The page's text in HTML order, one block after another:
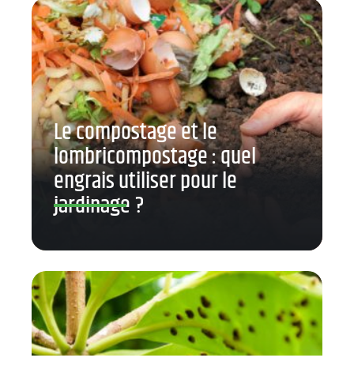
Le compostage et le
lombricompostage : quel
engrais utiliser pour le
jardinage ?